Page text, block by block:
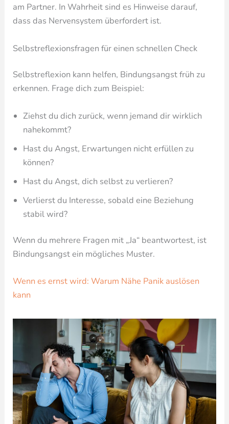
am Partner. In Wahrheit sind es Hinweise darauf,
dass das Nervensystem überfordert ist.
Selbstreflexionsfragen für einen schnellen Check
Selbstreflexion kann helfen, Bindungsangst früh zu
erkennen. Frage dich zum Beispiel:
Ziehst du dich zurück, wenn jemand dir wirklich
nahekommt?
Hast du Angst, Erwartungen nicht erfüllen zu
können?
Hast du Angst, dich selbst zu verlieren?
Verlierst du Interesse, sobald eine Beziehung
stabil wird?
Wenn du mehrere Fragen mit „Ja“ beantwortest, ist
Bindungsangst ein mögliches Muster.
Wenn es ernst wird: Warum Nähe Panik auslösen
kann